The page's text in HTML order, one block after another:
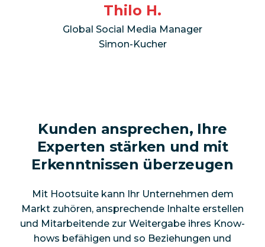
Thilo H.
Global Social Media Manager
Simon-Kucher
Kunden ansprechen, Ihre
Experten stärken und mit
Erkenntnissen überzeugen
Mit Hootsuite kann Ihr Unternehmen dem
Markt zuhören, ansprechende Inhalte erstellen
und Mitarbeitende zur Weitergabe ihres Know-
hows befähigen und so Beziehungen und